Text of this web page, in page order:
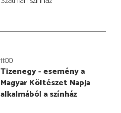
11:00
Tizenegy - esemény a
Magyar Költészet Napja
alkalmából a színház